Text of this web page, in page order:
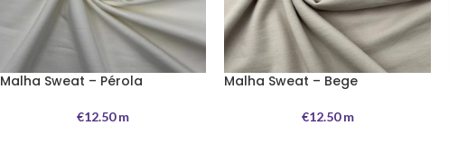
Malha Sweat – Pérola
€12.50m
Malha Sweat – Bege
€12.50m